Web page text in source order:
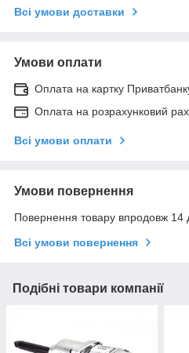
Всі умови доставки
Умови оплати
Оплата на картку
Оплата на розрахунковий
Всі умови оплати
Умови повернення
Повернення товару впродовж 14
Всі умови повернення
Подібні товари компанії